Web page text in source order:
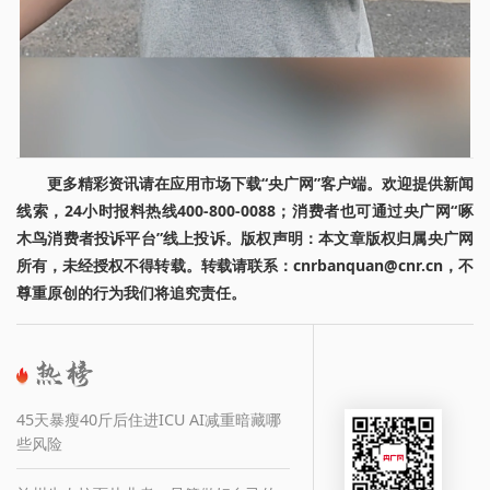
更多精彩资讯请在应用市场下载“央广网”客户端。欢迎提供新闻
线索，24小时报料热线400-800-0088；消费者也可通过央广网“啄
木鸟消费者投诉平台”线上投诉。版权声明：本文章版权归属央广网
所有，未经授权不得转载。转载请联系：cnrbanquan@cnr.cn，不
尊重原创的行为我们将追究责任。
45天暴瘦40斤后住进ICU AI减重暗藏哪
些风险